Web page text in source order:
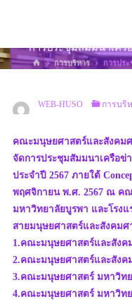
การประชุมสัมมนาเครื
HOMEการบริหาร
การปร
WEB-HUSO การบริ
คณะมนุษยศาสตร์และสังคม
จัดการประชุมสัมมนาเครือข่
ประจำปี 2567 ภายใต้
พฤศจิกายน พ.ศ. 2567 ณ ค
มหาวิทยาลัยบูรพา และโรง
สายมนุษยศาสตร์และสังคมศ
1.คณะมนุษยศาสตร์และสังค
2.คณะมนุษยศาสตร์และสัง
3.คณะมนุษยศาสตร์ มหาวิทย
4.คณะมนุษยศาสตร์ มหาวิท